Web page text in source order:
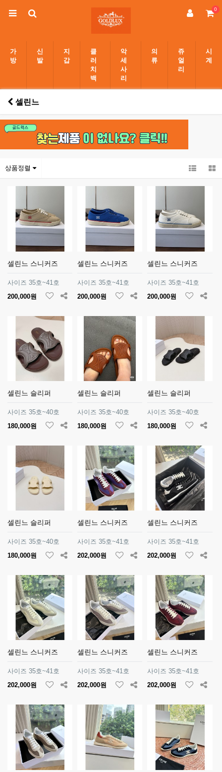
0
가
방
신
발
지
갑
클
러
치
백
악
세
사
리
의
류
쥬
얼
리
시
계
셀린느
상품정렬
셀린느 스니커즈
사이즈 35호~41호
200,000원
셀린느 스니커즈
사이즈 35호~41호
200,000원
셀린느 스니커즈
사이즈 35호~41호
200,000원
셀린느 슬리퍼
사이즈 35호~40호
180,000원
셀린느 슬리퍼
사이즈 35호~40호
180,000원
셀린느 슬리퍼
사이즈 35호~40호
180,000원
셀린느 슬리퍼
사이즈 35호~40호
180,000원
셀린느 스니커즈
사이즈 35호~41호
202,000원
셀린느 스니커즈
사이즈 35호~41호
202,000원
셀린느 스니커즈
사이즈 35호~41호
202,000원
셀린느 스니커즈
사이즈 35호~41호
202,000원
셀린느 스니커즈
사이즈 35호~41호
202,000원